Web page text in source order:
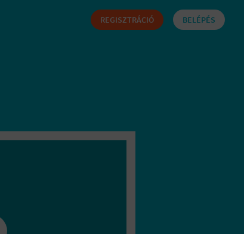
BELÉPÉS
REGISZTRÁCIÓ